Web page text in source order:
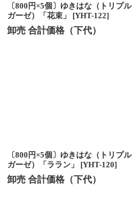
〔800円×5個〕ゆきはな（トリプル
ガーゼ）「花束」
[YHT-122]
卸売 合計価格（下代）
〔800円×5個〕ゆきはな（トリプル
ガーゼ）「ララン」
[YHT-120]
卸売 合計価格（下代）